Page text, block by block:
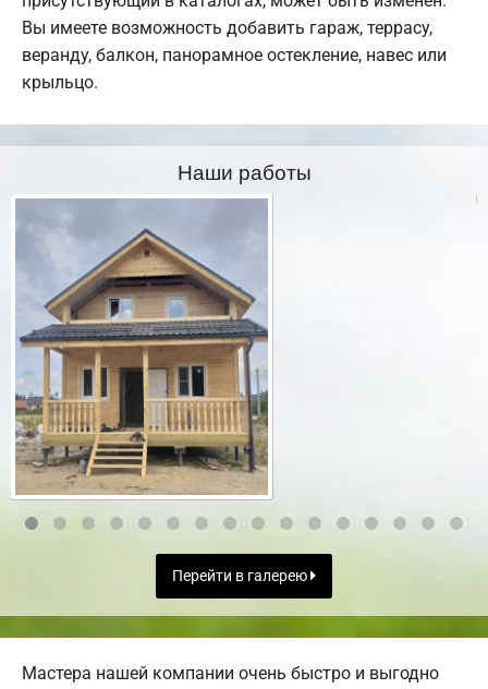
Вы имеете возможность добавить гараж, террасу,
веранду, балкон, панорамное остекление, навес или
крыльцо.
Наши работы
Перейти в галерею
Мастера нашей компании очень быстро и выгодно